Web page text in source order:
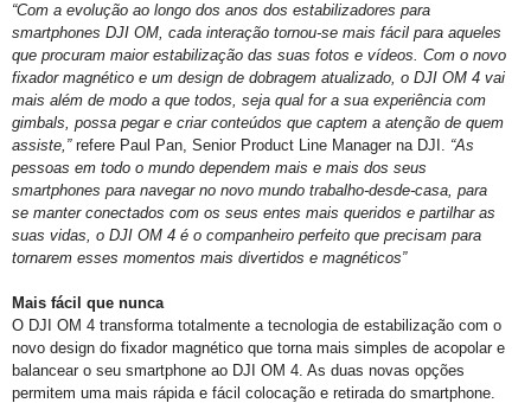
“Com a evolução ao longo dos anos dos estabilizadores para
smartphones DJI OM, cada interação tornou-se mais fácil para aqueles
que procuram maior estabilização das suas fotos e vídeos. Com o novo
fixador magnético e um design de dobragem atualizado, o DJI OM 4 vai
mais além de modo a que todos, seja qual for a sua experiência com
gimbals, possa pegar e criar conteúdos que captem a atenção de quem
assiste,”refere Paul Pan, Senior Product Line Manager na DJI. “As
pessoas em todo o mundo dependem mais e mais dos seus
smartphones para navegar no novo mundo trabalho-desde-casa, para
se manter conectados com os seus entes mais queridos e partilhar as
suas vidas, o DJI OM 4 é o companheiro perfeito que precisam para
tornarem esses momentos mais divertidos e magnéticos”
Mais fácil que nunca
O DJI OM 4 transforma totalmente a tecnologia de estabilização com o
novo design do fixador magnético que torna mais simples de acopolar e
balancear o seu smartphone ao DJI OM 4. As duas novas opções
permitem uma mais rápida e fácil colocação e retirada do smartphone.